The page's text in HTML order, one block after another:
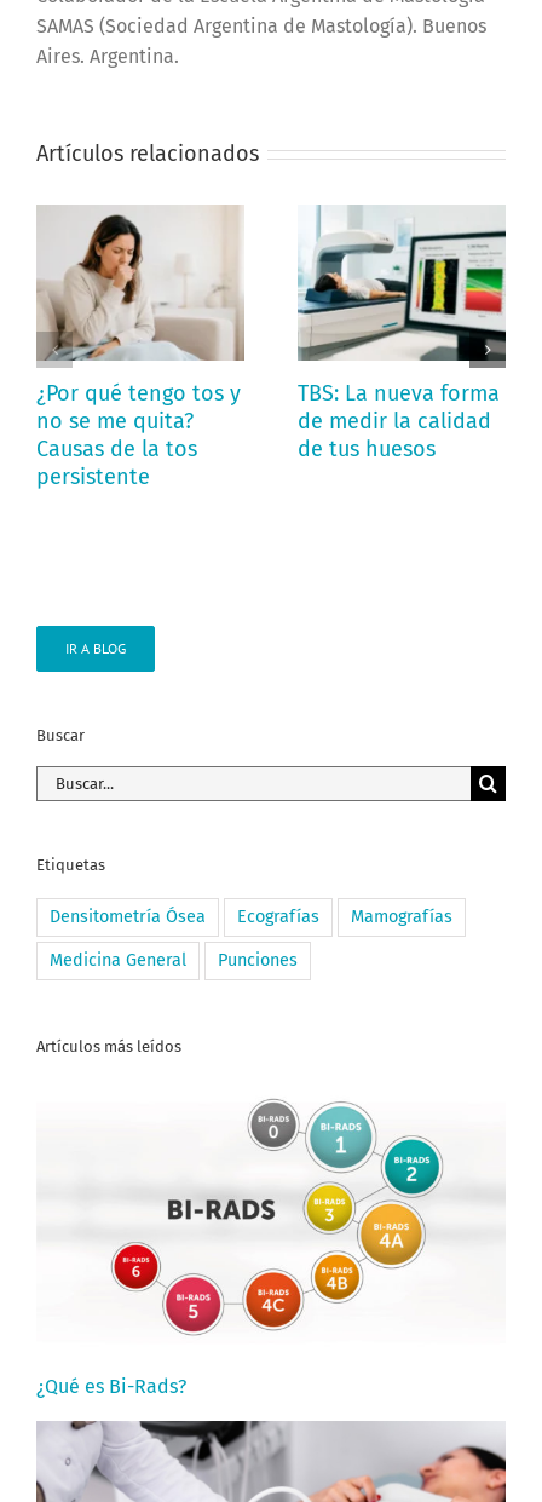
SAMAS (Sociedad Argentina de Mastología). Buenos
Aires. Argentina.
Artículos relacionados
¿Por qué tengo tos y
no se me quita?
Causas de la tos
persistente
TBS: La nueva forma
de medir la calidad
de tus huesos
IR A BLOG
Buscar
Buscar:
Etiquetas
Densitometría Ósea Ecografías Mamografías
Medicina General Punciones
Artículos más leídos
¿Qué es Bi-Rads?